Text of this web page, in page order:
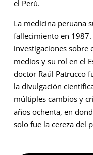
el Perú.
La medicina peruana
fallecimiento en 1987.
investigaciones sobre
medios y su rol en el
doctor Raúl Patrucco
la divulgación
múltiples cambios y
años ochenta, en
solo fue la cereza del